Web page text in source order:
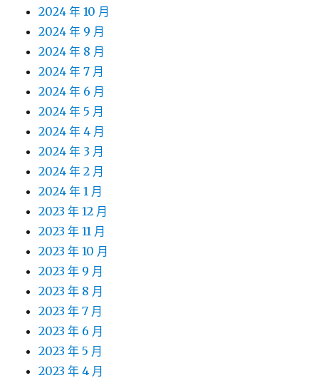
2024 年 10 月
2024 年 9 月
2024 年 8 月
2024 年 7 月
2024 年 6 月
2024 年 5 月
2024 年 4 月
2024 年 3 月
2024 年 2 月
2024 年 1 月
2023 年 12 月
2023 年 11 月
2023 年 10 月
2023 年 9 月
2023 年 8 月
2023 年 7 月
2023 年 6 月
2023 年 5 月
2023 年 4 月